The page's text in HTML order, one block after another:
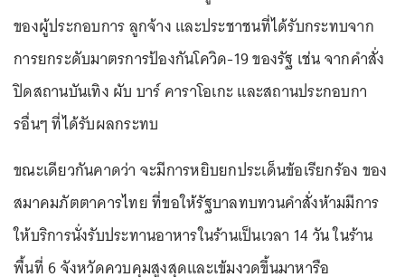
ของผู้ประกอบการ ลูกจ้าง และประชาชนที่ได้รับกระทบจาก
การยกระดับมาตรการป้องกันโควิด-19 ของรัฐ เช่น จากคำสั่ง
ปิดสถานบันเทิง ผับ บาร์ คาราโอเกะ และสถานประกอบกา
รอื่นๆ ที่ได้รับผลกระทบ
ขณะเดียวกันคาดว่า จะมีการหยิบยกประเด็นข้อเรียกร้อง ของ
สมาคมภัตตาคารไทย ที่ขอให้รัฐบาลทบทวนคำสั่งห้ามมีการ
ให้บริการนั่งรับประทานอาหารในร้านเป็นเวลา 14 วัน ในร้าน
พื้นที่ 6 จังหวัดควบคุมสูงสุดและเข้มงวดขึ้นมาหารือ